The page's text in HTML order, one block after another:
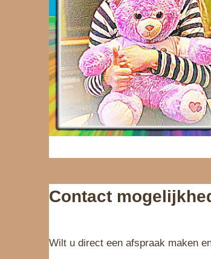
Contact
Wilt u direct een afspraak maken